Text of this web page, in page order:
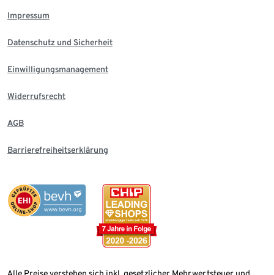
Impressum
Datenschutz und Sicherheit
Einwilligungsmanagement
Widerrufsrecht
AGB
Barrierefreiheitserklärung